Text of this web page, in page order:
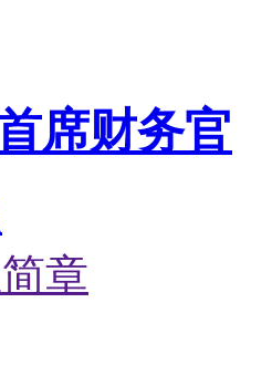
席财务官
章